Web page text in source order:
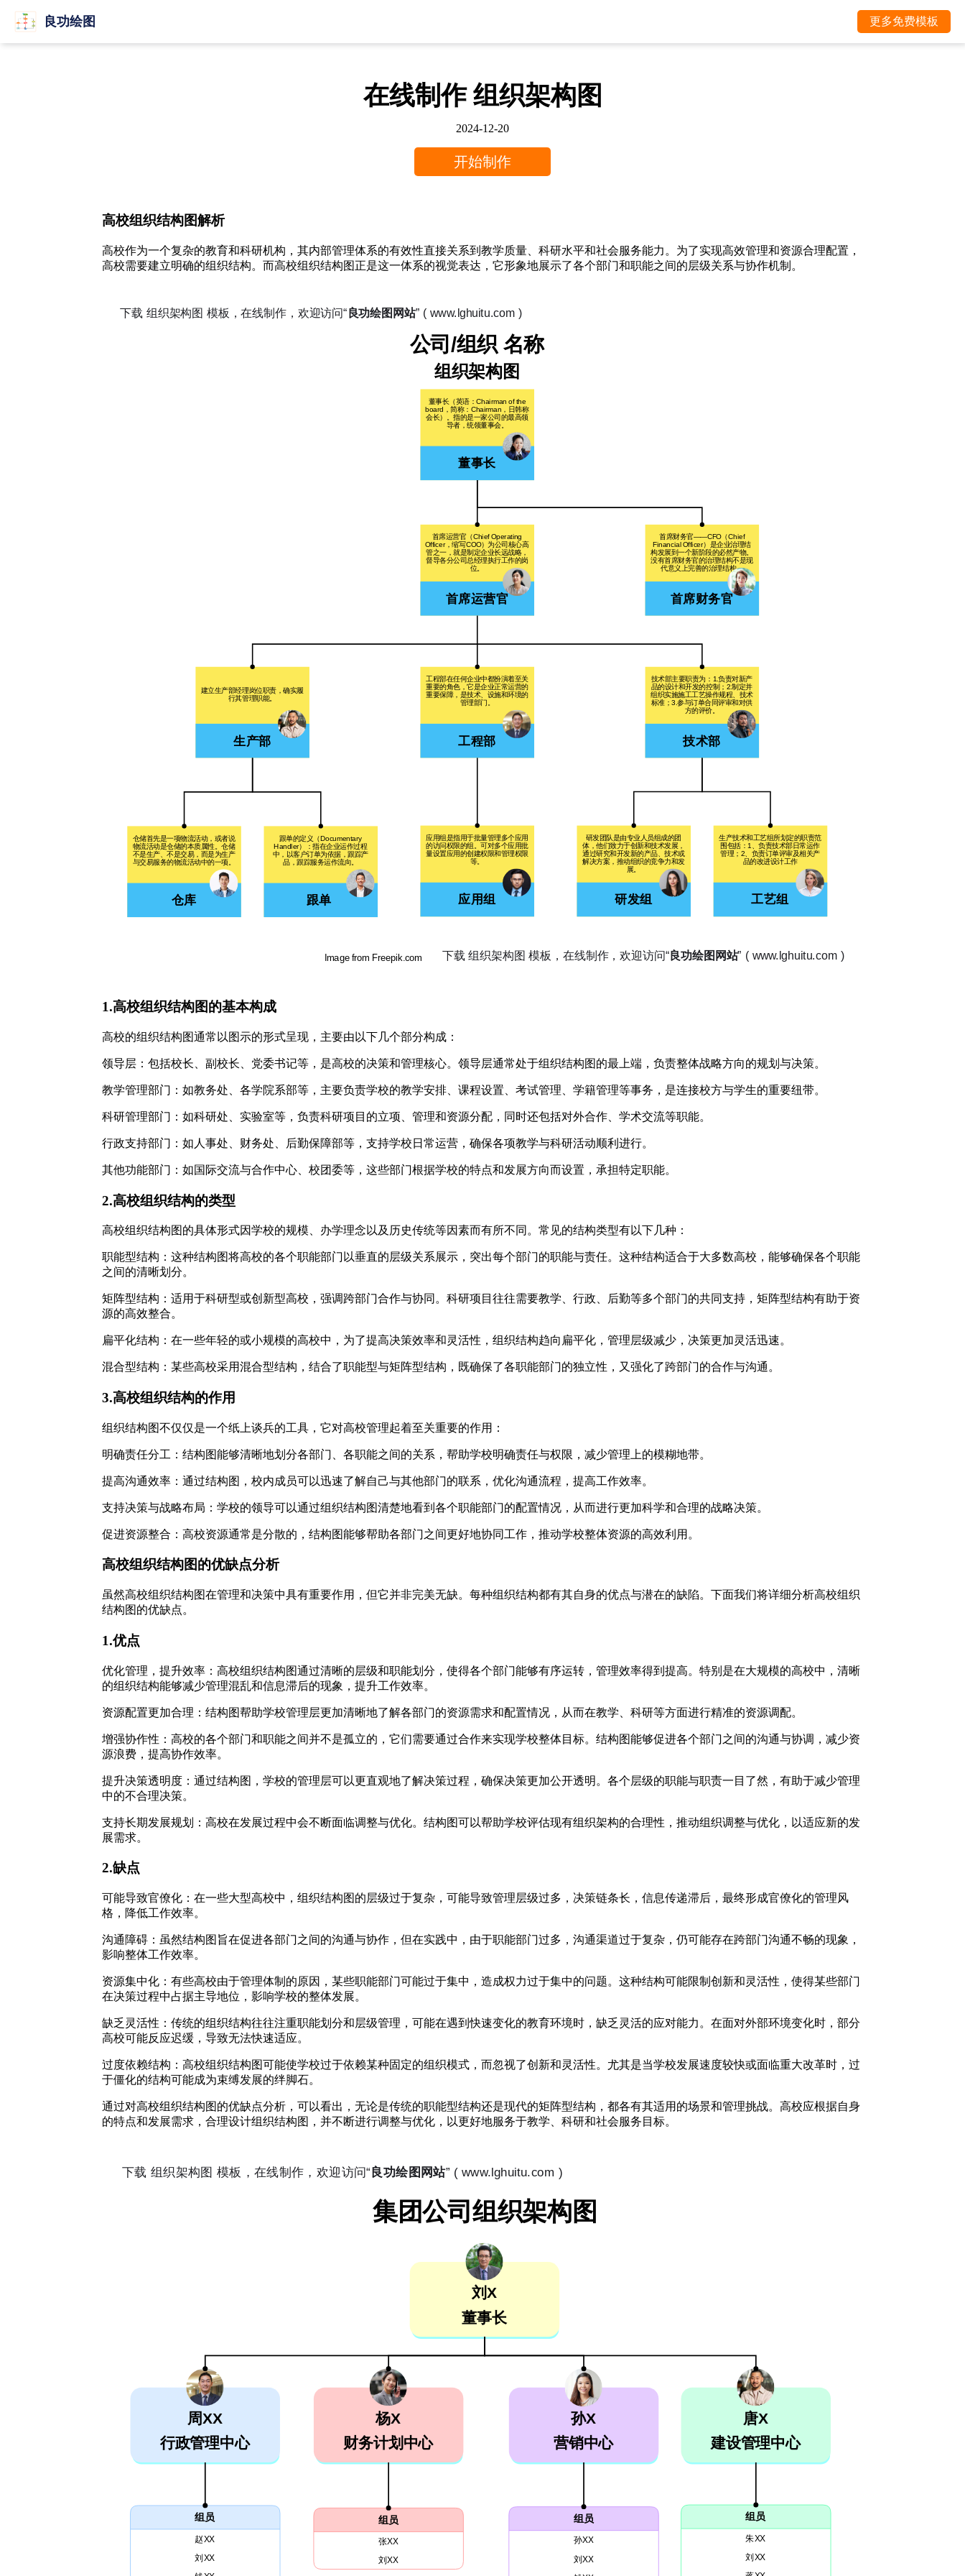
良功绘图 更多免费模板
在线制作 组织架构图
2024-12-20
开始制作
高校组织结构图解析
高校作为一个复杂的教育和科研机构，其内部管理体系的有效性直接关系到教学质量、科研水平和社会服务能力。为了实现高效管理和资源合理配置，
高校需要建立明确的组织结构。而高校组织结构图正是这一体系的视觉表达，它形象地展示了各个部门和职能之间的层级关系与协作机制。
1.高校组织结构图的基本构成
高校的组织结构图通常以图示的形式呈现，主要由以下几个部分构成：
领导层：包括校长、副校长、党委书记等，是高校的决策和管理核心。领导层通常处于组织结构图的最上端，负责整体战略方向的规划与决策。
教学管理部门：如教务处、各学院系部等，主要负责学校的教学安排、课程设置、考试管理、学籍管理等事务，是连接校方与学生的重要纽带。
科研管理部门：如科研处、实验室等，负责科研项目的立项、管理和资源分配，同时还包括对外合作、学术交流等职能。
行政支持部门：如人事处、财务处、后勤保障部等，支持学校日常运营，确保各项教学与科研活动顺利进行。
其他功能部门：如国际交流与合作中心、校团委等，这些部门根据学校的特点和发展方向而设置，承担特定职能。
2.高校组织结构的类型
高校组织结构图的具体形式因学校的规模、办学理念以及历史传统等因素而有所不同。常见的结构类型有以下几种：
职能型结构：这种结构图将高校的各个职能部门以垂直的层级关系展示，突出每个部门的职能与责任。这种结构适合于大多数高校，能够确保各个职能
之间的清晰划分。
矩阵型结构：适用于科研型或创新型高校，强调跨部门合作与协同。科研项目往往需要教学、行政、后勤等多个部门的共同支持，矩阵型结构有助于资
源的高效整合。
扁平化结构：在一些年轻的或小规模的高校中，为了提高决策效率和灵活性，组织结构趋向扁平化，管理层级减少，决策更加灵活迅速。
混合型结构：某些高校采用混合型结构，结合了职能型与矩阵型结构，既确保了各职能部门的独立性，又强化了跨部门的合作与沟通。
3.高校组织结构的作用
组织结构图不仅仅是一个纸上谈兵的工具，它对高校管理起着至关重要的作用：
明确责任分工：结构图能够清晰地划分各部门、各职能之间的关系，帮助学校明确责任与权限，减少管理上的模糊地带。
提高沟通效率：通过结构图，校内成员可以迅速了解自己与其他部门的联系，优化沟通流程，提高工作效率。
支持决策与战略布局：学校的领导可以通过组织结构图清楚地看到各个职能部门的配置情况，从而进行更加科学和合理的战略决策。
促进资源整合：高校资源通常是分散的，结构图能够帮助各部门之间更好地协同工作，推动学校整体资源的高效利用。
高校组织结构图的优缺点分析
虽然高校组织结构图在管理和决策中具有重要作用，但它并非完美无缺。每种组织结构都有其自身的优点与潜在的缺陷。下面我们将详细分析高校组织
结构图的优缺点。
1.优点
优化管理，提升效率：高校组织结构图通过清晰的层级和职能划分，使得各个部门能够有序运转，管理效率得到提高。特别是在大规模的高校中，清晰
的组织结构能够减少管理混乱和信息滞后的现象，提升工作效率。
资源配置更加合理：结构图帮助学校管理层更加清晰地了解各部门的资源需求和配置情况，从而在教学、科研等方面进行精准的资源调配。
增强协作性：高校的各个部门和职能之间并不是孤立的，它们需要通过合作来实现学校整体目标。结构图能够促进各个部门之间的沟通与协调，减少资
源浪费，提高协作效率。
提升决策透明度：通过结构图，学校的管理层可以更直观地了解决策过程，确保决策更加公开透明。各个层级的职能与职责一目了然，有助于减少管理
中的不合理决策。
支持长期发展规划：高校在发展过程中会不断面临调整与优化。结构图可以帮助学校评估现有组织架构的合理性，推动组织调整与优化，以适应新的发
展需求。
2.缺点
可能导致官僚化：在一些大型高校中，组织结构图的层级过于复杂，可能导致管理层级过多，决策链条长，信息传递滞后，最终形成官僚化的管理风
格，降低工作效率。
沟通障碍：虽然结构图旨在促进各部门之间的沟通与协作，但在实践中，由于职能部门过多，沟通渠道过于复杂，仍可能存在跨部门沟通不畅的现象，
影响整体工作效率。
资源集中化：有些高校由于管理体制的原因，某些职能部门可能过于集中，造成权力过于集中的问题。这种结构可能限制创新和灵活性，使得某些部门
在决策过程中占据主导地位，影响学校的整体发展。
缺乏灵活性：传统的组织结构往往注重职能划分和层级管理，可能在遇到快速变化的教育环境时，缺乏灵活的应对能力。在面对外部环境变化时，部分
高校可能反应迟缓，导致无法快速适应。
过度依赖结构：高校组织结构图可能使学校过于依赖某种固定的组织模式，而忽视了创新和灵活性。尤其是当学校发展速度较快或面临重大改革时，过
于僵化的结构可能成为束缚发展的绊脚石。
通过对高校组织结构图的优缺点分析，可以看出，无论是传统的职能型结构还是现代的矩阵型结构，都各有其适用的场景和管理挑战。高校应根据自身
的特点和发展需求，合理设计组织结构图，并不断进行调整与优化，以更好地服务于教学、科研和社会服务目标。